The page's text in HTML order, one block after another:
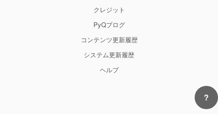
クレジット
PyQブログ
コンテンツ更新履歴
システム更新履歴
ヘルプ
?